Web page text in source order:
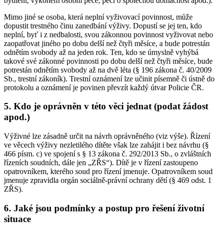
Mimo jiné se osoba, která neplní vyživovací povinnost, může
dopustit trestného činu zanedbání výživy. Dopustí se jej ten, kdo
neplní, byť i z nedbalosti, svou zákonnou povinnost vyživovat nebo
zaopatřovat jiného po dobu delší než čtyři měsíce, a bude potrestán
odnětím svobody až na jeden rok. Ten, kdo se úmyslně vyhýbá
takové své zákonné povinnosti po dobu delší než čtyři měsíce, bude
potrestán odnětím svobody až na dvě léta (§ 196 zákona č. 40/2009
Sb., trestní zákoník). Trestní oznámení lze učinit písemně či ústně do
protokolu a oznámení je povinen převzít každý útvar Policie ČR.
5. Kdo je oprávněn v této věci jednat (podat žádost
apod.)
Výživné lze zásadně určit na návrh oprávněného (viz výše). Řízení
ve věcech výživy nezletilého dítěte však lze zahájit i bez návrhu (§
466 písm. c) ve spojení s § 13 zákona č. 292/2013 Sb., o zvláštních
řízeních soudních, dále jen „ZŘS“). Dítě je v řízení zastoupeno
opatrovníkem, kterého soud pro řízení jmenuje. Opatrovníkem soud
jmenuje zpravidla orgán sociálně-právní ochrany dětí (§ 469 odst. 1
ZŘS).
6. Jaké jsou podmínky a postup pro řešení životní
situace